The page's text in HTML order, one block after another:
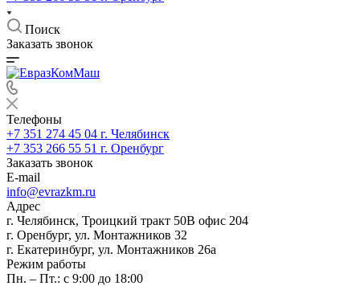
Поиск
Заказать звонок
Телефоны
+7 351 274 45 04 г. Челябинск
+7 353 266 55 51 г. Оренбург
Заказать звонок
E-mail
info@evrazkm.ru
Адрес
г. Челябинск, Троицкий тракт 50В офис 204
г. Оренбург, ул. Монтажников 32
г. Екатеринбург, ул. Монтажников 26а
Режим работы
Пн. – Пт.: с 9:00 до 18:00